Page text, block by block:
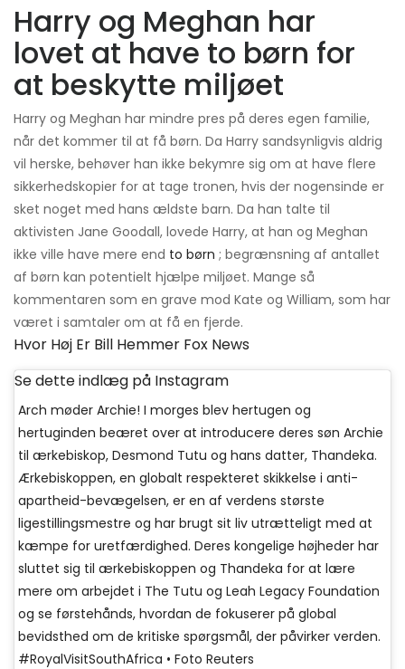
Harry og Meghan har
lovet at have to børn for
at beskytte miljøet
Harry og Meghan har mindre pres på deres egen familie,
når det kommer til at få børn. Da Harry sandsynligvis aldrig
vil herske, behøver han ikke bekymre sig om at have flere
sikkerhedskopier for at tage tronen, hvis der nogensinde er
sket noget med hans ældste barn. Da han talte til
aktivisten Jane Goodall, lovede Harry, at han og Meghan
ikke ville have mere end to børn ; begrænsning af antallet
af børn kan potentielt hjælpe miljøet. Mange så
kommentaren som en grave mod Kate og William, som har
været i samtaler om at få en fjerde.
Hvor Høj Er Bill Hemmer Fox News
Se dette indlæg på Instagram
Arch møder Archie! I morges blev hertugen og
hertuginden beæret over at introducere deres søn Archie
til ærkebiskop, Desmond Tutu og hans datter, Thandeka.
Ærkebiskoppen, en globalt respekteret skikkelse i anti-
apartheid-bevægelsen, er en af ​​verdens største
ligestillingsmestre og har brugt sit liv utrætteligt med at
kæmpe for uretfærdighed. Deres kongelige højheder har
sluttet sig til ærkebiskoppen og Thandeka for at lære
mere om arbejdet i The Tutu og Leah Legacy Foundation
og se førstehånds, hvordan de fokuserer på global
bevidsthed om de kritiske spørgsmål, der påvirker verden.
#RoyalVisitSouthAfrica • Foto Reuters